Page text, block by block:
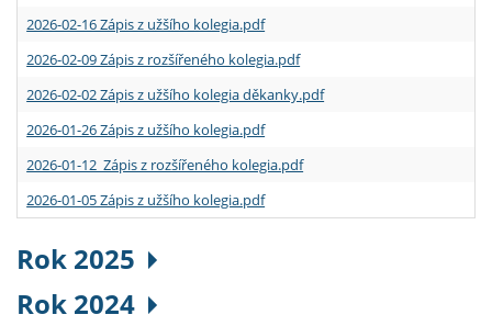
2026-02-16 Zápis z užšího kolegia.pdf
2026-02-09 Zápis z rozšířeného kolegia.pdf
2026-02-02 Zápis z užšího kolegia děkanky.pdf
2026-01-26 Zápis z užšího kolegia.pdf
2026-01-12 Zápis z rozšířeného kolegia.pdf
2026-01-05 Zápis z užšího kolegia.pdf
Rok 2025
Rok 2024